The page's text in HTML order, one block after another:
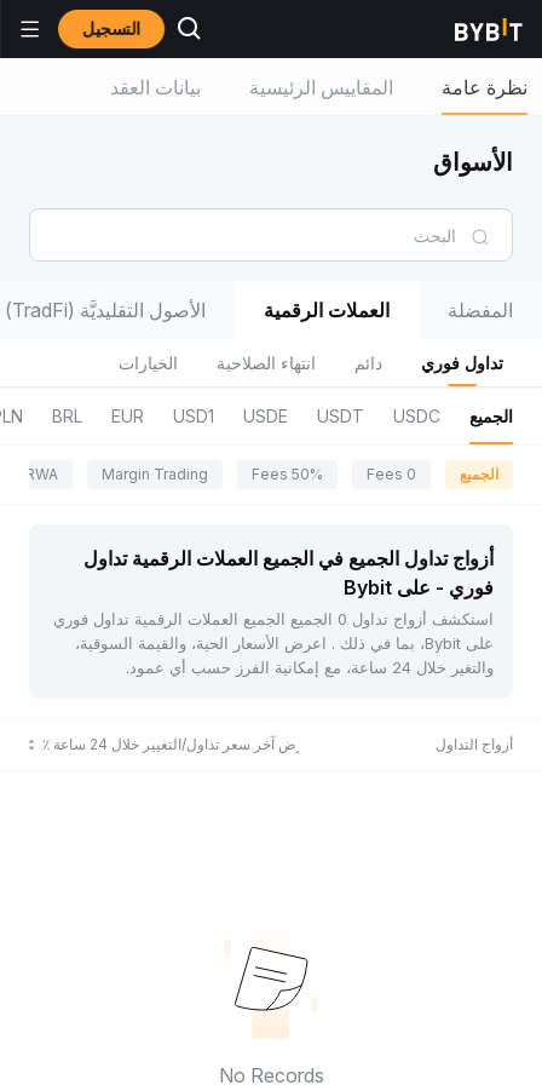
التسجيل
نظرة عامة المقاييس الرئيسية بيانات العقد
الأسواق
المفضلة العملات الرقمية الأصول التقليديَّة (TradFi)
تداول فوري دائم انتهاء الصلاحية الخيارات
الجميع USDC
USDT
USDE
USD1
EUR
BRL
الجميع 0 Fees
50% Fees
Margin Trading
RWA
أزواج تداول الجميع في الجميع العملات الرقمية تداول
فوري - على Bybit
استكشف أزواج تداول 0 الجميع الجميع العملات الرقمية تداول فوري
على Bybit، بما في ذلك . اعرض الأسعار الحية، والقيمة السوقية،
والتغير خلال 24 ساعة، مع إمكانية الفرز حسب أي عمود.
أزواج التداول عرض آخر سعر تداول/التغيير خلال 24 ساعة ٪
No Records